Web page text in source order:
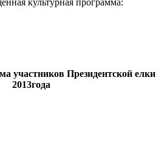
культурная программа:
участников Президентской елки
2013года